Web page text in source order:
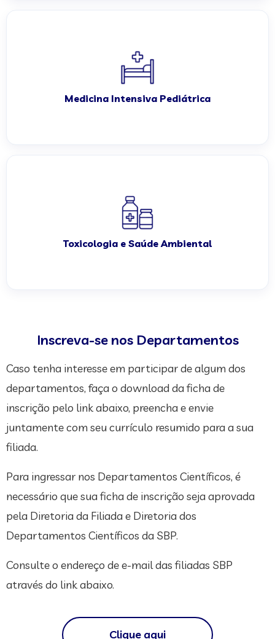
Medicina Intensiva Pediátrica
Toxicologia e Saúde Ambiental
Inscreva-se nos Departamentos
Caso tenha interesse em participar de algum dos
departamentos, faça o download da ficha de
inscrição pelo link abaixo, preencha e envie
juntamente com seu currículo resumido para a sua
filiada.
Para ingressar nos Departamentos Científicos, é
necessário que sua ficha de inscrição seja aprovada
pela Diretoria da Filiada e Diretoria dos
Departamentos Científicos da SBP.
Consulte o endereço de e-mail das filiadas SBP
através do link abaixo.
Clique aqui